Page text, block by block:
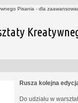
Pisania - dla
Rusza kolejna
Do udziału w